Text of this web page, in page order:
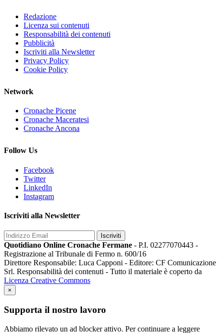
Redazione
Licenza sui contenuti
Responsabilità dei contenuti
Pubblicità
Iscriviti alla Newsletter
Privacy Policy
Cookie Policy
Network
Cronache Picene
Cronache Maceratesi
Cronache Ancona
Follow Us
Facebook
Twitter
LinkedIn
Instagram
Iscriviti alla Newsletter
Iscriviti
Quotidiano Online Cronache Fermane - P.I. 02277070443 -
Registrazione al Tribunale di Fermo n. 600/16
Direttore Responsabile: Luca Capponi - Editore: CF Comunicazione
Srl. Responsabilità dei contenuti - Tutto il materiale è coperto da
Licenza Creative Commons
×
Supporta il nostro lavoro
Abbiamo rilevato un ad blocker attivo. Per continuare a leggere